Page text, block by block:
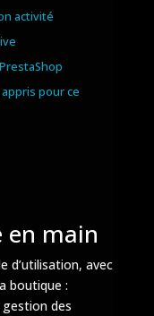
activité
pour ce
en main
d’utilisation, avec
boutique :
des